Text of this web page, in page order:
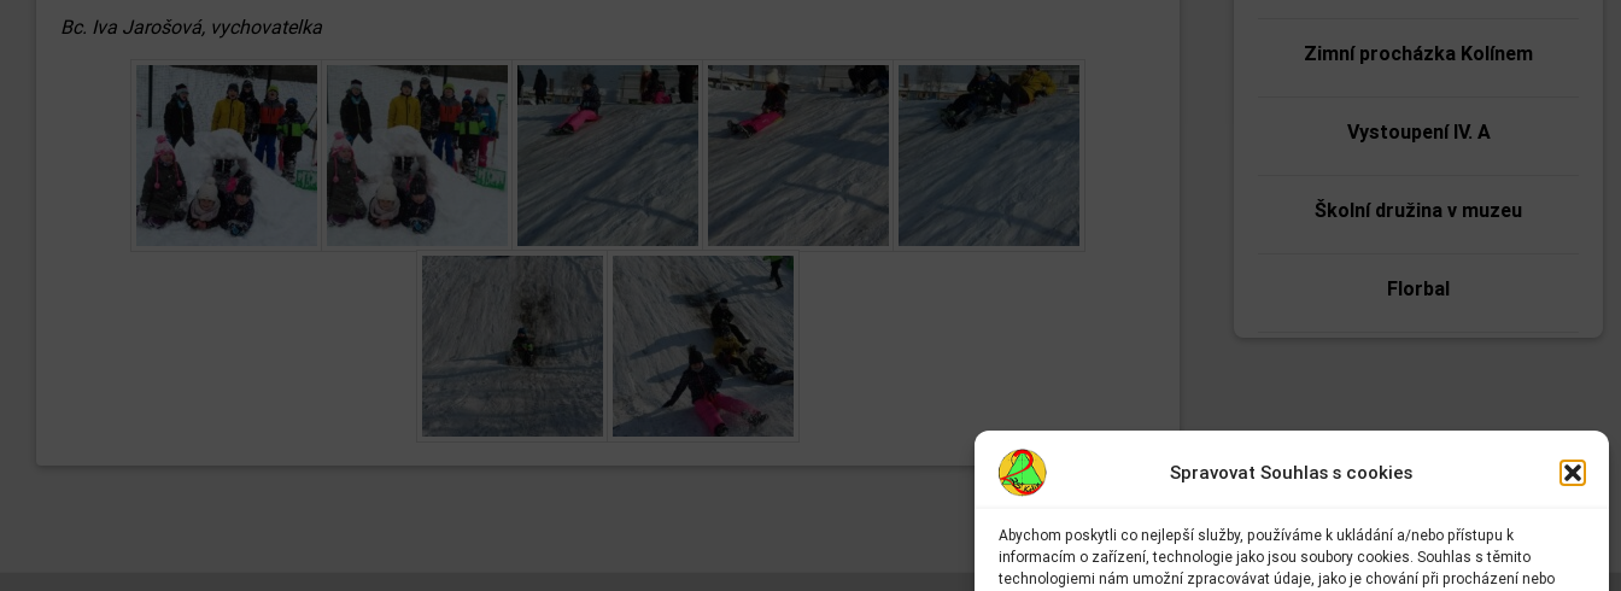
Spravovat Souhlas s cookies
Abychom poskytli co nejlepší služby, používáme k ukládání a/nebo přístupu k
informacím o zařízení, technologie jako jsou soubory cookies. Souhlas s těmito
technologiemi nám umožní zpracovávat údaje, jako je chování při procházení nebo
Bc. Iva Jarošová, vychovatelka
Zimní procházka Kolínem
Vystoupení IV. A
Školní družina v muzeu
Florbal
Mikulášské odpoledne v dětské
knihovně